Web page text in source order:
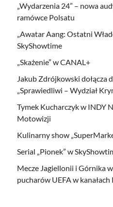
„Wydarzenia 24” – nowa
ramówce Polsatu
„Awatar Aang: Ostatni
SkyShowtime
„Skażenie” w CANAL+
Jakub Zdrójkowski dołącza
„Sprawiedliwi – Wydział
Tymek Kucharczyk w INDY
Motowizji
Kulinarny show
Serial „Pionek” w
Mecze Jagiellonii i Górnika
pucharów UEFA w